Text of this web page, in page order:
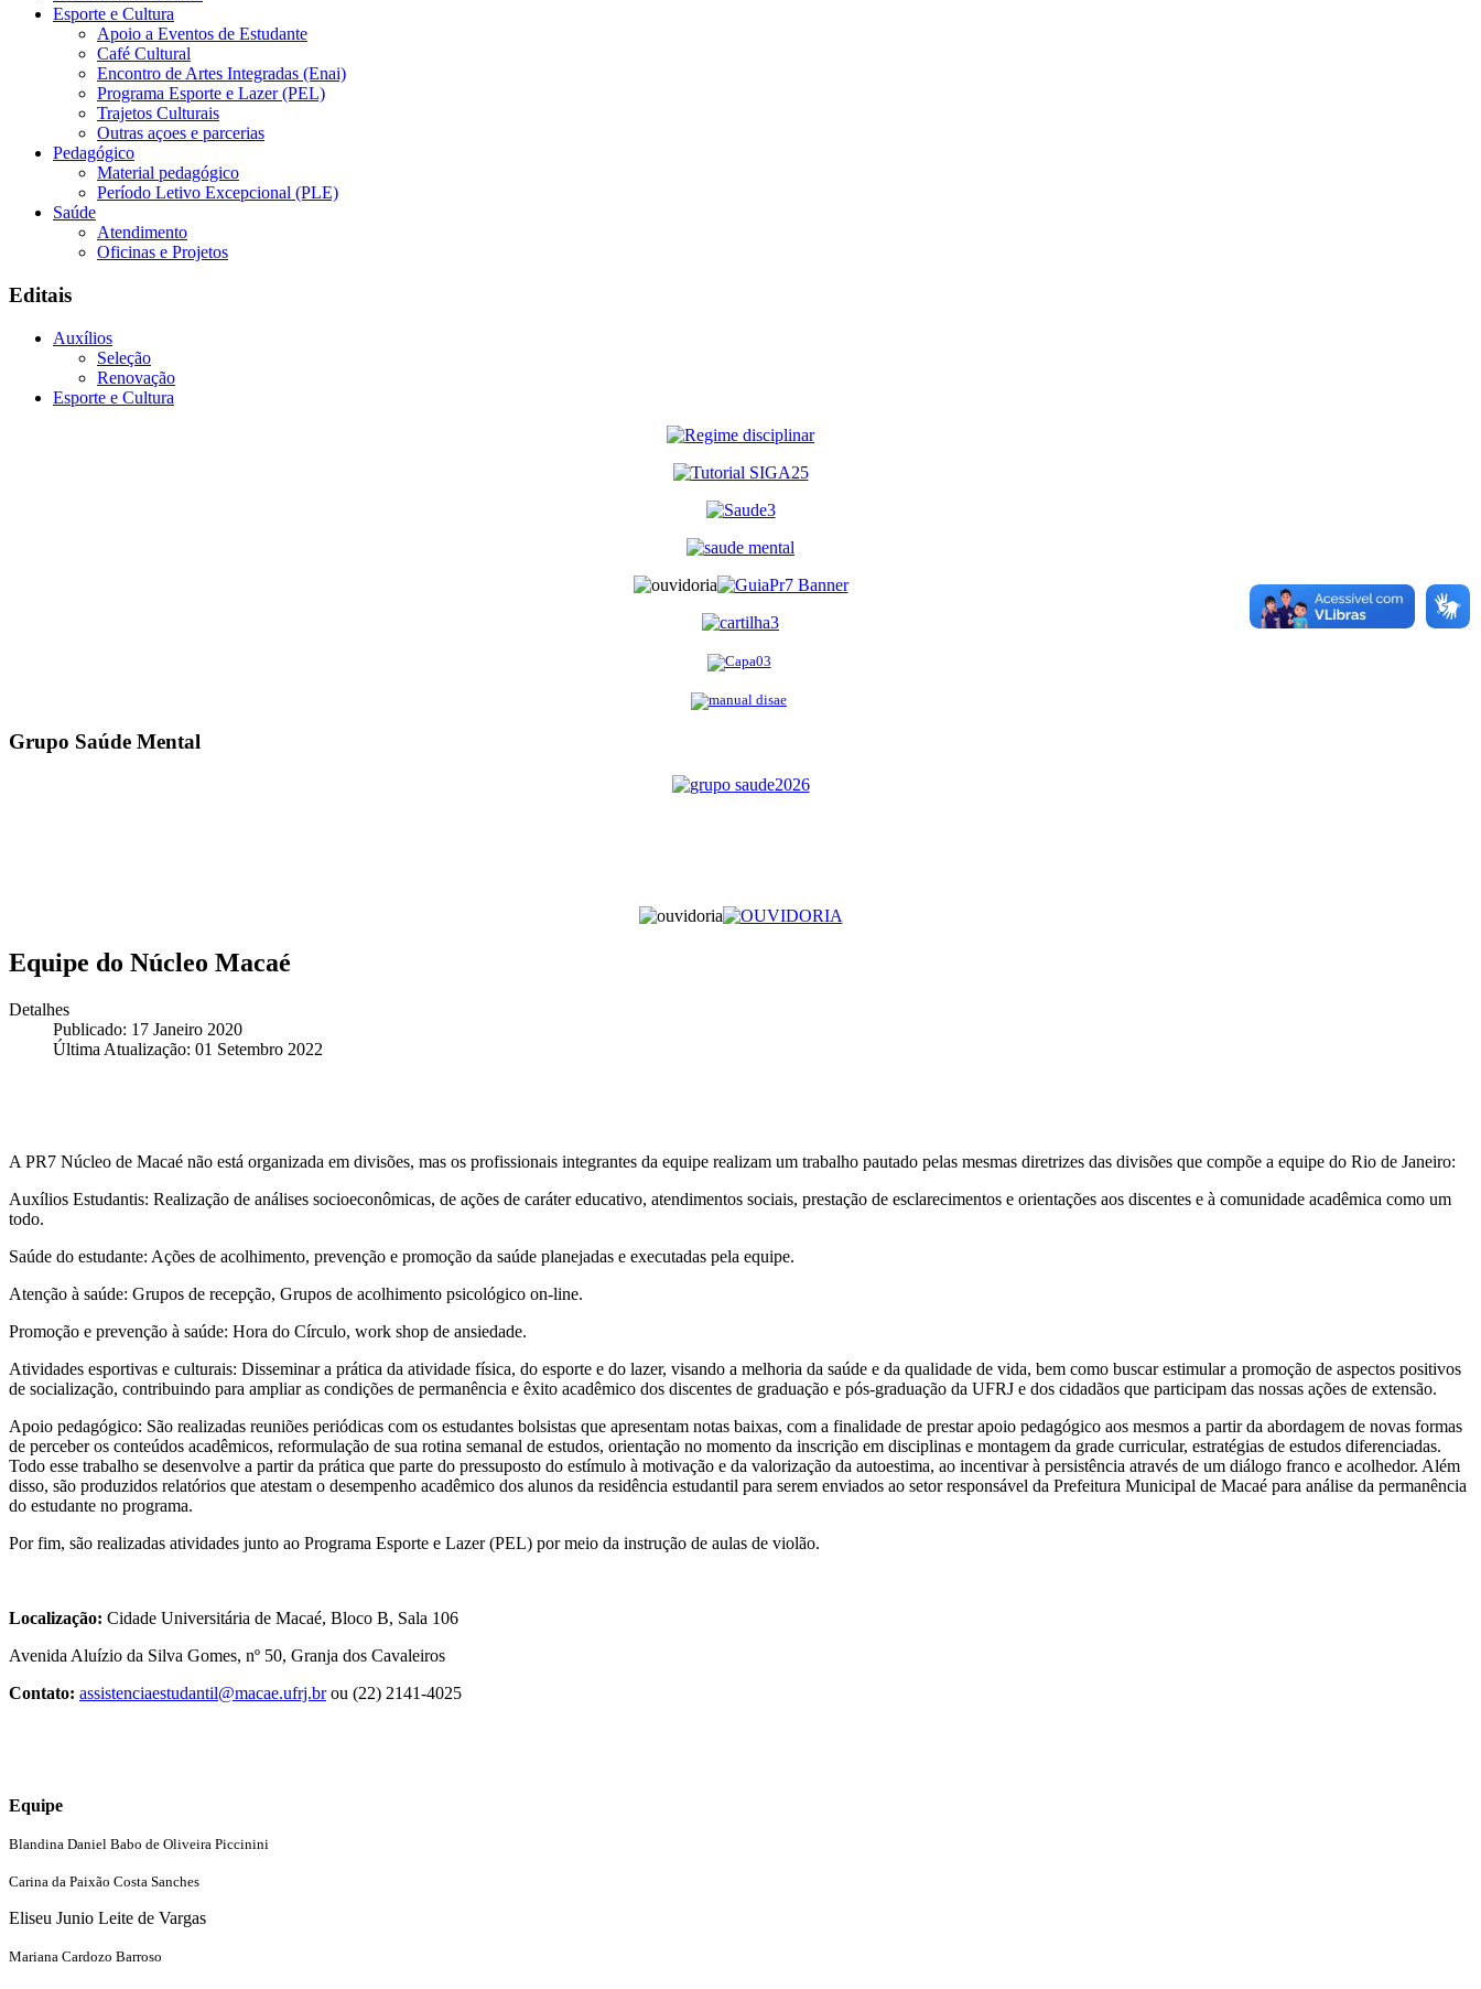
Esporte e Cultura
Apoio a Eventos de Estudante
Café Cultural
Encontro de Artes Integradas (Enai)
Programa Esporte e Lazer (PEL)
Trajetos Culturais
Outras açoes e parcerias
Pedagógico
Material pedagógico
Período Letivo Excepcional (PLE)
Saúde
Atendimento
Oficinas e Projetos
Editais
Auxílios
Seleção
Renovação
Esporte e Cultura
Grupo Saúde Mental
Equipe do Núcleo Macaé
Detalhes
Publicado: 17 Janeiro 2020
Última Atualização: 01 Setembro 2022
A PR7 Núcleo de Macaé não está organizada em divisões, mas os profissionais integrantes da equipe realizam um trabalho pautado pelas mesmas diretrizes das divisões que compõe a equipe do Rio de Janeiro:
Auxílios Estudantis: Realização de análises socioeconômicas, de ações de caráter educativo, atendimentos sociais, prestação de esclarecimentos e orientações aos discentes e à comunidade acadêmica como um
todo.
Saúde do estudante: Ações de acolhimento, prevenção e promoção da saúde planejadas e executadas pela equipe.
Atenção à saúde: Grupos de recepção, Grupos de acolhimento psicológico on-line.
Promoção e prevenção à saúde: Hora do Círculo, work shop de ansiedade.
Atividades esportivas e culturais: Disseminar a prática da atividade física, do esporte e do lazer, visando a melhoria da saúde e da qualidade de vida, bem como buscar estimular a promoção de aspectos positivos
de socialização, contribuindo para ampliar as condições de permanência e êxito acadêmico dos discentes de graduação e pós-graduação da UFRJ e dos cidadãos que participam das nossas ações de extensão.
Apoio pedagógico: São realizadas reuniões periódicas com os estudantes bolsistas que apresentam notas baixas, com a finalidade de prestar apoio pedagógico aos mesmos a partir da abordagem de novas formas
de perceber os conteúdos acadêmicos, reformulação de sua rotina semanal de estudos, orientação no momento da inscrição em disciplinas e montagem da grade curricular, estratégias de estudos diferenciadas.
Todo esse trabalho se desenvolve a partir da prática que parte do pressuposto do estímulo à motivação e da valorização da autoestima, ao incentivar à persistência através de um diálogo franco e acolhedor. Além
disso, são produzidos relatórios que atestam o desempenho acadêmico dos alunos da residência estudantil para serem enviados ao setor responsável da Prefeitura Municipal de Macaé para análise da permanência
do estudante no programa.
Por fim, são realizadas atividades junto ao Programa Esporte e Lazer (PEL) por meio da instrução de aulas de violão.
Localização: Cidade Universitária de Macaé, Bloco B, Sala 106
Avenida Aluízio da Silva Gomes, nº 50, Granja dos Cavaleiros
Contato: assistenciaestudantil@macae.ufrj.brou (22) 2141-4025
Equipe
Blandina Daniel Babo de Oliveira Piccinini
Carina da Paixão Costa Sanches
Eliseu Junio Leite de Vargas
Mariana Cardozo Barroso